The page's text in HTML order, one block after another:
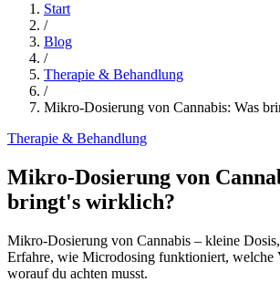
Start
/
Blog
/
Therapie & Behandlung
/
Mikro-Dosierung von Cannabis: Was
Therapie & Behandlung
Mikro-Dosierung von
bringt's wirklich?
Mikro-Dosierung von Cannabis – kleine
Erfahre, wie Microdosing funktioniert, welche
worauf du achten musst.